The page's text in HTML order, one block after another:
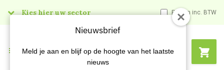
Kies hier uw sector Prijzen inc. BTW
Menu
Nieuwsbrief
Meld je aan en blijf op de hoogte van het laatste
nieuws